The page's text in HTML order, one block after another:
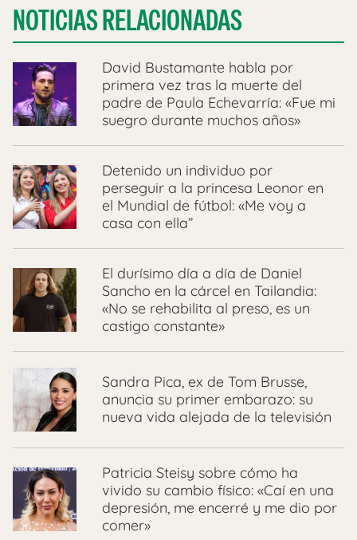
NOTICIAS RELACIONADAS
David Bustamante habla por
primera vez tras la muerte del
padre de Paula Echevarría: «Fue mi
suegro durante muchos años»
Detenido un individuo por
perseguir a la princesa Leonor en
el Mundial de fútbol: «Me voy a
casa con ella”
El durísimo día a día de Daniel
Sancho en la cárcel en Tailandia:
«No se rehabilita al preso, es un
castigo constante»
Sandra Pica, ex de Tom Brusse,
anuncia su primer embarazo: su
nueva vida alejada de la televisión
Patricia Steisy sobre cómo ha
vivido su cambio físico: «Caí en una
depresión, me encerré y me dio por
comer»